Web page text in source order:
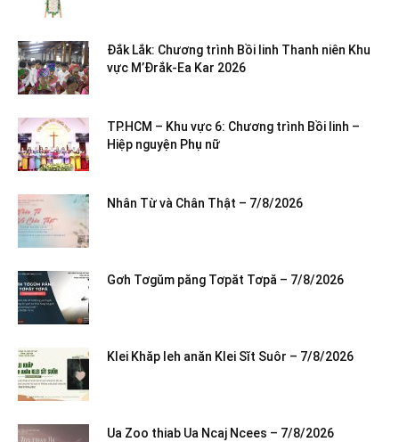
Đắk Lắk: Chương trình Bồi linh Thanh niên Khu
vực M’Đrắk-Ea Kar 2026
TP.HCM – Khu vực 6: Chương trình Bồi linh –
Hiệp nguyện Phụ nữ
Nhân Từ và Chân Thật – 7/8/2026
Gơh Tơgŭm păng Tơpăt Tơpă – 7/8/2026
Klei Khăp leh anăn Klei Sĭt Suôr – 7/8/2026
Ua Zoo thiab Ua Ncaj Ncees – 7/8/2026